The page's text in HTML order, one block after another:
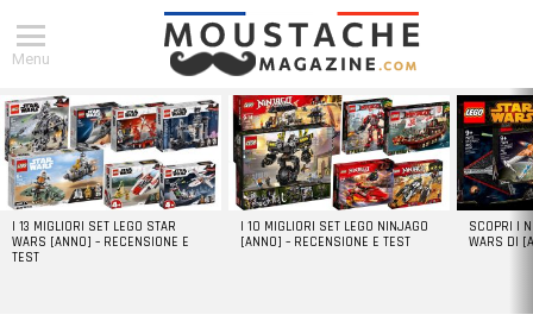
Menu
DERNIERS
ARTICLES
I 13 MIGLIORI SET LEGO STAR
WARS [ANNO] – RECENSIONE E
TEST
I 10 MIGLIORI SET LEGO NINJAGO
[ANNO] – RECENSIONE E TEST
SCOPRI I
WARS DI